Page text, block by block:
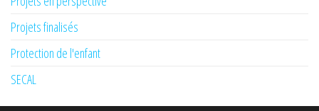
Projets finalisés
Protection de l'enfant
SECAL